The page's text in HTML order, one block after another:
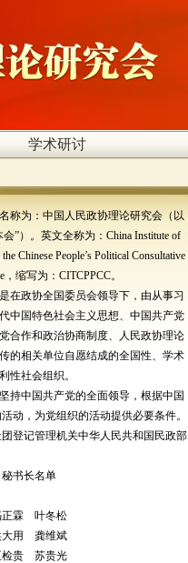
学术研讨
称为：中国人民政协理论研究会（以
会”）。英文全称为：China Institute of
Chinese People’s Political Consultative
，缩写为：CITCPPCC。
在政协全国委员会领导下，由从事习
中国特色社会主义思想、中国共产党
合作和政治协商制度、人民政协理论
的相关单位自愿结成的全国性、学术
性社会组织。
持中国共产党的全面领导，根据中国
动，为党组织的活动提供必要条件。
登记管理机关中华人民共和国民政部
书长名单
霖
叶冬松
用
龚维斌
贵
苏贵光